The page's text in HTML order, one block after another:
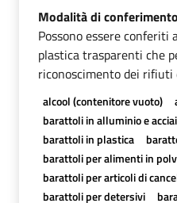
Modalità di conferimento
Possono essere conferiti
plastica trasparenti che
riconoscimento dei rifiuti
alcool (contenitore vuoto)
barattoli in alluminio e
barattoli in plastica
barattoli per alimenti in
barattoli per articoli di
barattoli per detersivi